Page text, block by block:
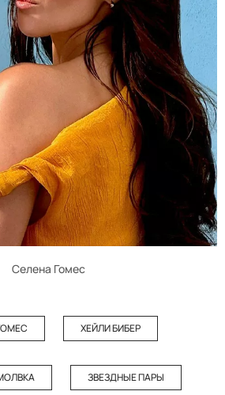
Селена Гомес
ХЕЙЛИ БИБЕР
ЗВЕЗДНЫЕ ПАРЫ